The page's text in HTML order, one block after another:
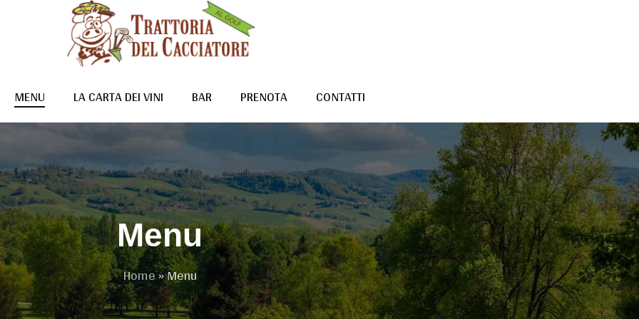
MENU LA CARTA DEI VINI BAR PRENOTA CONTATTI
Menu
Home»Menu